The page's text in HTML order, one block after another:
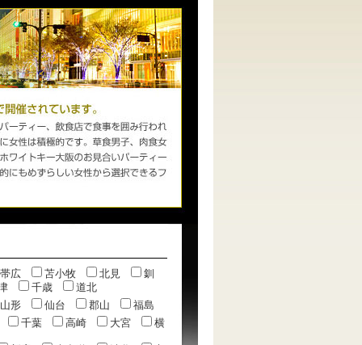
帯広 苫小牧 北見
釧
千歳
道北
山形
仙台 郡山
福島
千葉
高崎 大宮 横